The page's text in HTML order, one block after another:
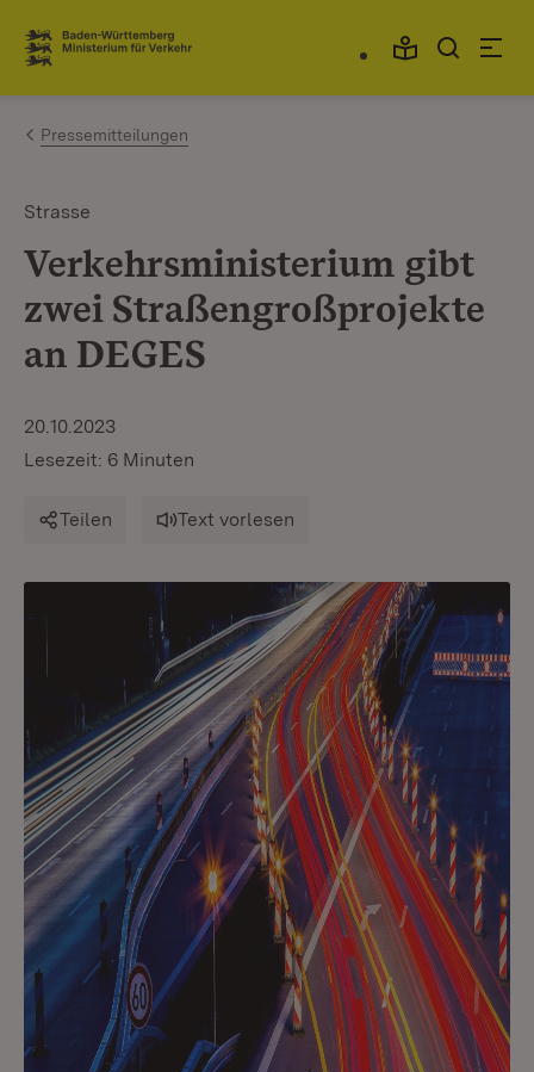
Zum Inhalt springen
Link zur Startseite
Pressemitteilungen
Strasse
Verkehrsministerium gibt
zwei Straßengroßprojekte
an DEGES
20.10.2023
Lesezeit: 6 Minuten
Teilen Text vorlesen